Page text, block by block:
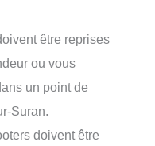
être reprises
ou vous
un point de
Suran.
doivent être